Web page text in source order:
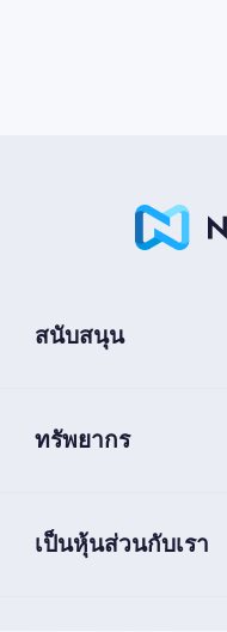
สนับสนุน
ทรัพยากร
เป็นหุ้นส่วนกับเรา